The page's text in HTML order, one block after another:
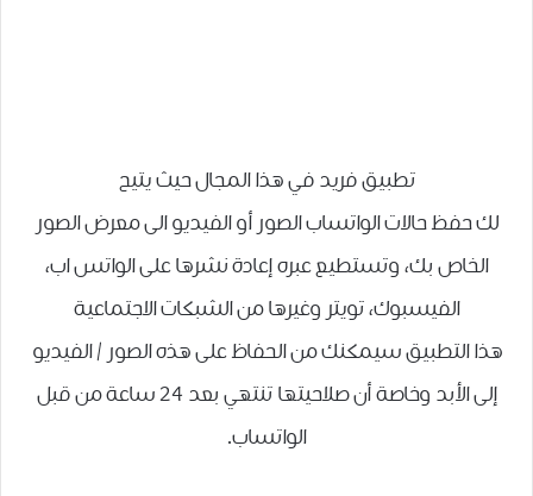
تطبيق فريد في هذا المجال حيث يتيح
لك حفظ حالات الواتساب الصور أو الفيديو الى معرض الصور
الخاص بك، وتستطيع عبره إعادة نشرها على الواتس اب،
الفيسبوك، تويتر وغيرها من الشبكات الاجتماعية
هذا التطبيق سيمكنك من الحفاظ على هذه الصور / الفيديو
إلى الأبد وخاصة أن صلاحيتها تنتهي بعد 24 ساعة من قبل
الواتساب.